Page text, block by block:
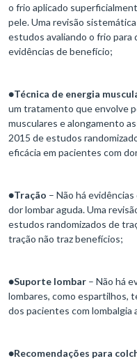
o frio aplicado
pele. Uma revisão
estudos avaliando o frio para
evidências de benefício;
●Técnica de energia
um tratamento que envolve
musculares e alongamento
2015 de estudos
eficácia em pacientes com
●Tração – Não há
dor lombar aguda. Uma
estudos randomizados de
tração não traz benefícios;
●Suporte lombar – Não há
lombares, como espartilhos,
dos pacientes com lombalgia
●Recomendações para